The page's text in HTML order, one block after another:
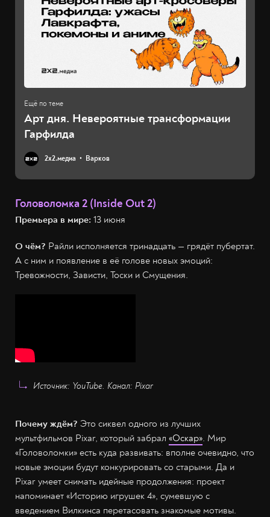
Арт дня. Невероятные трансформации
Гарфилда
2х2.медиа Варков
Головоломка 2 (Inside Out 2)
Премьера в мире: 13 июня
О чём? Райли исполняется тринадцать — грядёт пубертат.
А с ним и появление в её голове новых эмоций:
Тревожности, Зависти, Тоски и Смущения.
Источник: YouTube. Канал: Pixar
Почему ждём? Это сиквел одного из лучших
мультфильмов Pixar, который забрал «Оскар». Мир
«Головоломки» есть куда развивать: вполне очевидно, что
новые эмоции будут конкурировать со старыми. Да и
Pixar умеет снимать идейные продолжения: проект
напоминает «Историю игрушек 4», сумевшую с
введением Вилкинса перетасовать знакомые мотивы.